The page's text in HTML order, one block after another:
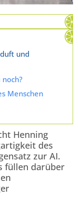
und
Menschen
Henning
des
zur AI.
füllen darüber